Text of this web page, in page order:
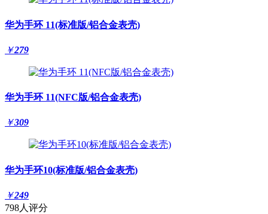
华为手环 11(标准版/铝合金表壳)
￥279
华为手环 11(NFC版/铝合金表壳)
￥309
华为手环10(标准版/铝合金表壳)
￥249
798人评分